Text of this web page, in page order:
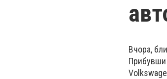
Вчора,
Прибувши